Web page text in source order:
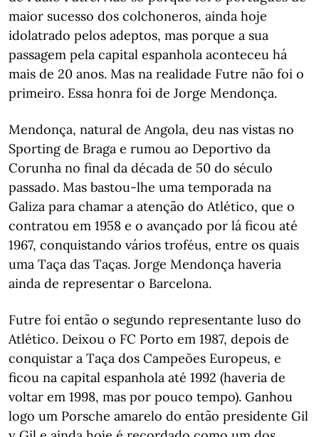
maior sucesso dos colchoneros, ainda hoje
idolatrado pelos adeptos, mas porque a sua
passagem pela capital espanhola aconteceu há
mais de 20 anos. Mas na realidade Futre não foi o
primeiro. Essa honra foi de Jorge Mendonça.
Mendonça, natural de Angola, deu nas vistas no
Sporting de Braga e rumou ao Deportivo da
Corunha no final da década de 50 do século
passado. Mas bastou-lhe uma temporada na
Galiza para chamar a atenção do Atlético, que o
contratou em 1958 e o avançado por lá ficou até
1967, conquistando vários troféus, entre os quais
uma Taça das Taças. Jorge Mendonça haveria
ainda de representar o Barcelona.
Futre foi então o segundo representante luso do
Atlético. Deixou o FC Porto em 1987, depois de
conquistar a Taça dos Campeões Europeus, e
ficou na capital espanhola até 1992 (haveria de
voltar em 1998, mas por pouco tempo). Ganhou
logo um Porsche amarelo do então presidente Gil